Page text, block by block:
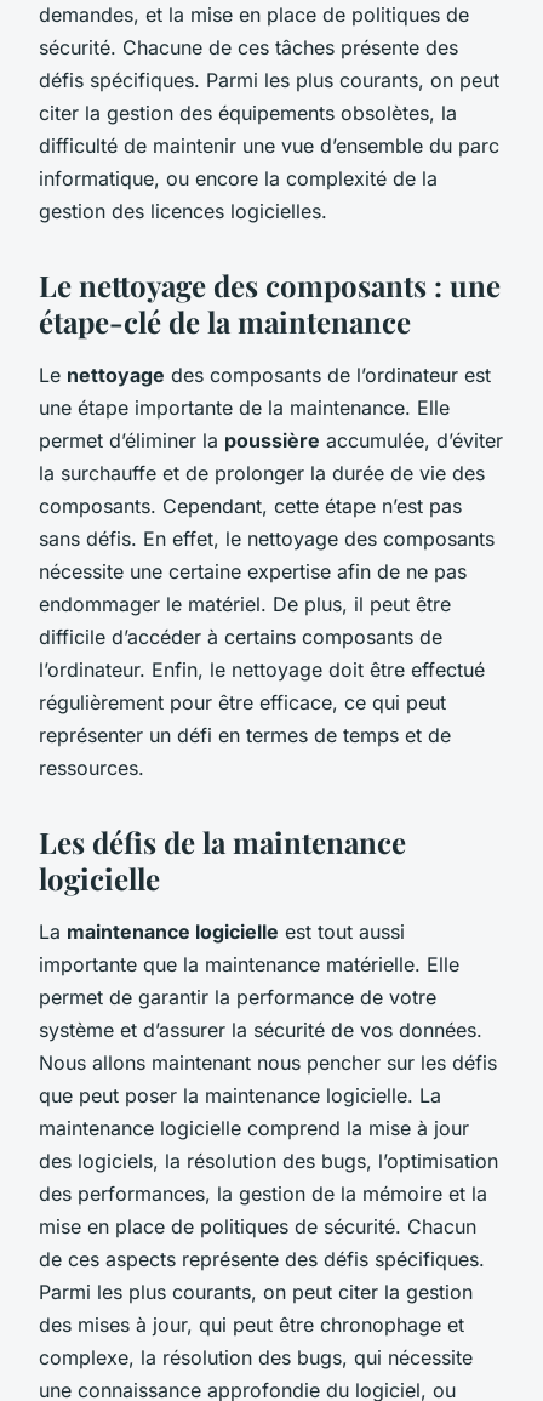
demandes, et la mise en place de politiques de
sécurité. Chacune de ces tâches présente des
défis spécifiques. Parmi les plus courants, on peut
citer la gestion des équipements obsolètes, la
difficulté de maintenir une vue d’ensemble du parc
informatique, ou encore la complexité de la
gestion des licences logicielles.
Le nettoyage des composants : une
étape-clé de la maintenance
Le nettoyage des composants de l’ordinateur est
une étape importante de la maintenance. Elle
permet d’éliminer la poussière accumulée, d’éviter
la surchauffe et de prolonger la durée de vie des
composants. Cependant, cette étape n’est pas
sans défis. En effet, le nettoyage des composants
nécessite une certaine expertise afin de ne pas
endommager le matériel. De plus, il peut être
difficile d’accéder à certains composants de
l’ordinateur. Enfin, le nettoyage doit être effectué
régulièrement pour être efficace, ce qui peut
représenter un défi en termes de temps et de
ressources.
Les défis de la maintenance
logicielle
La maintenance logicielle est tout aussi
importante que la maintenance matérielle. Elle
permet de garantir la performance de votre
système et d’assurer la sécurité de vos données.
Nous allons maintenant nous pencher sur les défis
que peut poser la maintenance logicielle. La
maintenance logicielle comprend la mise à jour
des logiciels, la résolution des bugs, l’optimisation
des performances, la gestion de la mémoire et la
mise en place de politiques de sécurité. Chacun
de ces aspects représente des défis spécifiques.
Parmi les plus courants, on peut citer la gestion
des mises à jour, qui peut être chronophage et
complexe, la résolution des bugs, qui nécessite
une connaissance approfondie du logiciel, ou